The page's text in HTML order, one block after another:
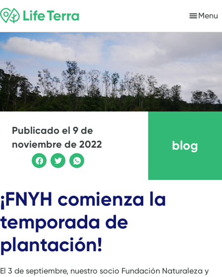
Menu
Publicado el 9 de
noviembre de 2022
blog
¡FNYH comienza la
temporada de
plantación!
El 3 de septiembre, nuestro socio Fundación Naturaleza y